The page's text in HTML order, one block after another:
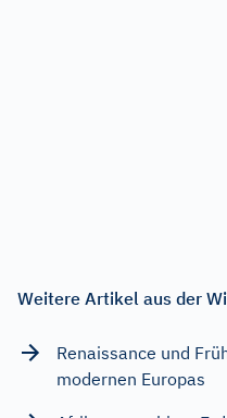
Weitere Artikel aus der
Renaissance und
modernen Europas